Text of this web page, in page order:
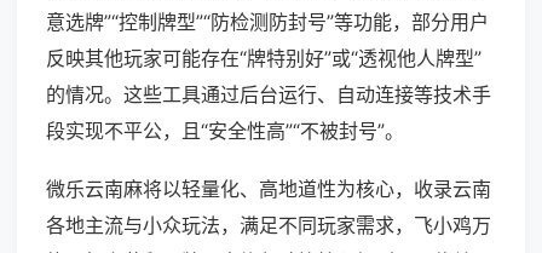
意选牌”“控制牌型”“防检测防封号”等功能，部分用户
反映其他玩家可能存在“牌特别好”或“透视他人牌型”
的情况。这些工具通过后台运行、自动连接等技术手
段实现不平公，且“安全性高”“不被封号”。
微乐云南麻将以轻量化、高地道性为核心，收录云南
各地主流与小众玩法，满足不同玩家需求，飞小鸡万